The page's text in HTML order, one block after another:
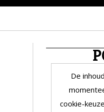
De
cookie-